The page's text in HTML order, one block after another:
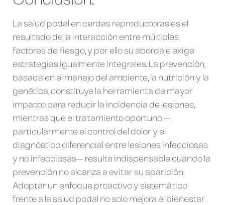
La salud podal en cerdas reproductoras es el
resultado de la interacción entre múltiples
factores de riesgo, y por ello su abordaje exige
estrategias igualmente integrales. La prevención,
basada en el manejo del ambiente, la nutrición y la
genética, constituye la herramienta de mayor
impacto para reducir la incidencia de lesiones,
mientras que el tratamiento oportuno —
particularmente el control del dolor y el
diagnóstico diferencial entre lesiones infecciosas
y no infecciosas— resulta indispensable cuando la
prevención no alcanza a evitar su aparición.
Adoptar un enfoque proactivo y sistemático
frente a la salud podal no solo mejora el bienestar